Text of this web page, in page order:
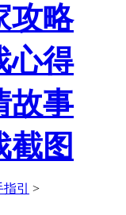
攻略
心得
故事
截图
引 >